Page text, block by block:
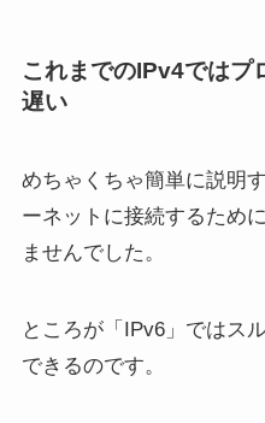
これまでのIPv4ではプ
遅い
めちゃくちゃ簡単に説明
ーネットに接続するため
ませんでした。
ところが「IPv6」ではス
できるのです。